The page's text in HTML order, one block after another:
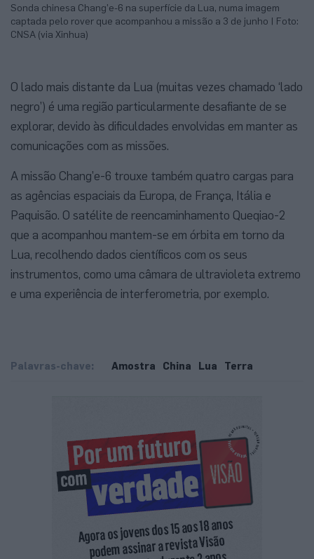
Sonda chinesa Chang’e-6 na superfície da Lua, numa imagem
captada pelo rover que acompanhou a missão a 3 de junho | Foto:
CNSA (via Xinhua)
O lado mais distante da Lua (muitas vezes chamado ‘lado
negro’) é uma região particularmente desafiante de se
explorar, devido às dificuldades envolvidas em manter as
comunicações com as missões.
A missão Chang’e-6 trouxe também quatro cargas para
as agências espaciais da Europa, de França, Itália e
Paquisão. O satélite de reencaminhamento Queqiao-2
que a acompanhou mantem-se em órbita em torno da
Lua, recolhendo dados científicos com os seus
instrumentos, como uma câmara de ultravioleta extremo
e uma experiência de interferometria, por exemplo.
Palavras-chave: Amostra China Lua Terra